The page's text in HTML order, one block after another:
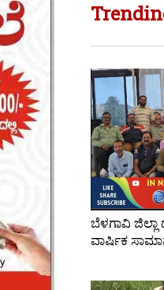
ಬೆಳಗಾವಿ ಜಿಲ್ಲಾ
ವಾರ್ಷಿಕ